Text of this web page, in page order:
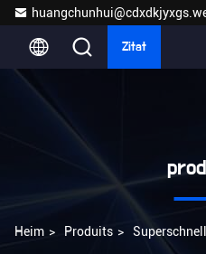
Zitat
Heim > Produits >